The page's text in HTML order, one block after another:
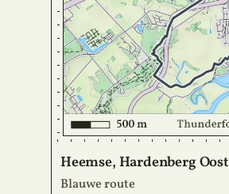
Heemse, Hardenberg Oost
Blauwe route